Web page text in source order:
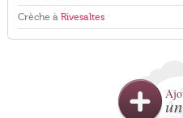
Crèche à Rivesaltes